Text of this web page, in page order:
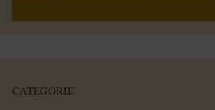
CATEGORIE